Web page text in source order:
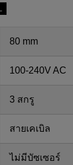
80 mm
100-240V AC
3 สกรู
สายเคเบิล
ไม่มีบัซเซอร์